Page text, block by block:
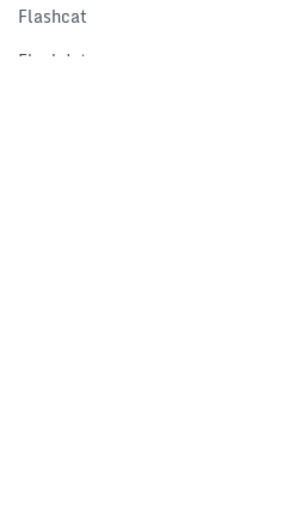
Flashcat
Flashduty